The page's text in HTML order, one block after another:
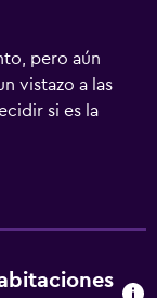
pero aún
vistazo a las
si es la